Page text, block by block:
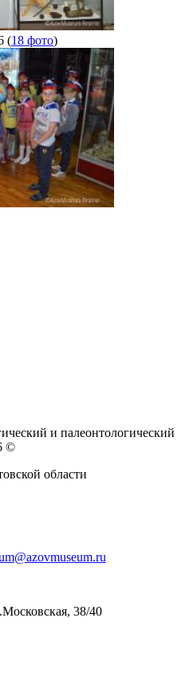
(18 фото)
и палеонтологический
©
области
38/40